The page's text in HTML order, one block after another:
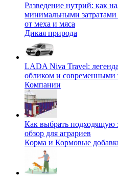
Разведение нутрий: как
минимальными
от меха и мяса
Дикая природа
LADA Niva Travel:
обликом и современными
Компании
Как выбрать подходящую
обзор для аграриев
Корма и Кормовые